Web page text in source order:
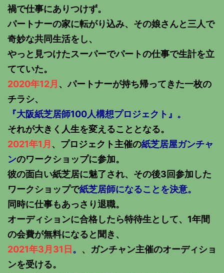
禍で仕事にありつけず。
パートナーの家に転がり込み、その娘さんと三人で
奇妙な共同生活をし、
やっと見つけたスーパーでパートの仕事で生計を立
てていた。
2020年12月 、パートナーが持ち帰ってきた一枚の
チラシ、
『大阪紙芝居師100人構想プロジェクト』。
それが大きく人生を変えることとなる。
2021年1月 、プロジェクト主催の紙芝居屋ガンチャ
ンのワークショップに参加。
彼の面白い紙芝居に魅了され、その後3回参加した
ワークショップで紙芝居師になることを決意。
同時に仕事もあっさり退職。
オーディションに合格したら特待生として、1年間
の会費が無料になると聞き、
2021年3月31日 。 、ガンチャン主催のオーディショ
ンを受ける。